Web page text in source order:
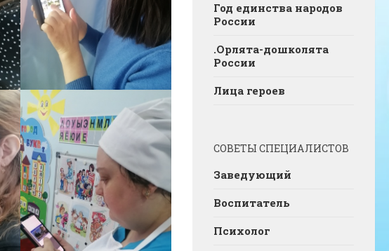
Год единства народов
России
.Орлята-дошколята
России
Лица героев
СОВЕТЫ СПЕЦИАЛИСТОВ
Заведующий
Воспитатель
Психолог